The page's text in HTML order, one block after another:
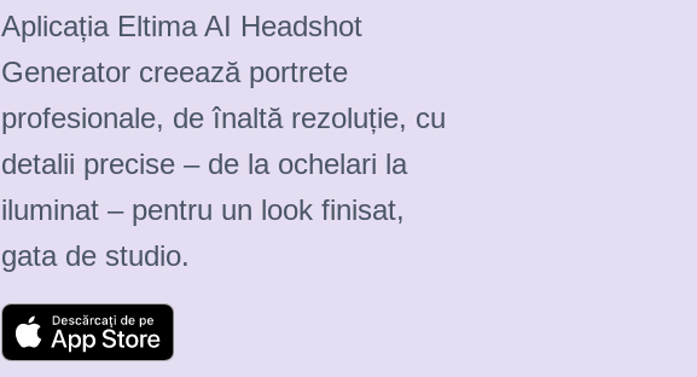
Aplicația Eltima AI Headshot
Generator creează portrete
profesionale, de înaltă rezoluție, cu
detalii precise – de la ochelari la
iluminat – pentru un look finisat,
gata de studio.